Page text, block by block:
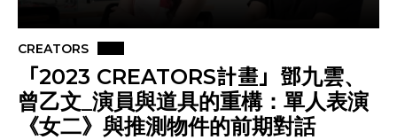
CREATORS
「2023 CREATORS計畫」鄧九雲、
曾乙文_演員與道具的重構：單人表演
《女二》與推測物件的前期對話